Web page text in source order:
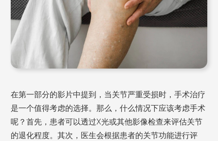
在第一部分的影片中提到，当关节严重受损时，手术治疗
是一个值得考虑的选择。那么，什么情况下应该考虑手术
呢？首先，患者可以透过X光或其他影像检查来评估关节
的退化程度。其次，医生会根据患者的关节功能进行评